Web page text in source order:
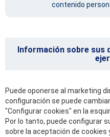
contenido
Información sobre sus
Puede oponerse al marketing
configuración se puede
"Configurar cookies" en la
Por lo tanto, puede configurar
sobre la aceptación de cookies